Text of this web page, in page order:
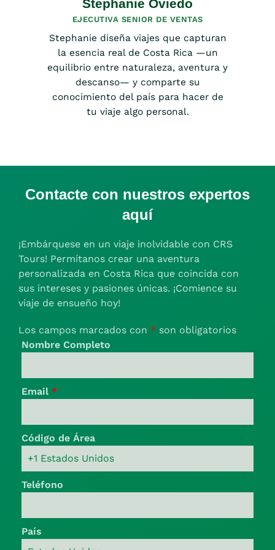
Stephanie Oviedo
EJECUTIVA SENIOR DE VENTAS
Stephanie diseña viajes que capturan
la esencia real de Costa Rica —un
equilibrio entre naturaleza, aventura y
descanso— y comparte su
conocimiento del país para hacer de
tu viaje algo personal.
Contacte con nuestros expertos
aquí
¡Embárquese en un viaje inolvidable con CRS
Tours! Permítanos crear una aventura
personalizada en Costa Rica que coincida con
sus intereses y pasiones únicas. ¡Comience su
viaje de ensueño hoy!
Los campos marcados con * son obligatorios
Nombre Completo
Email *
Código de Área
Teléfono
País